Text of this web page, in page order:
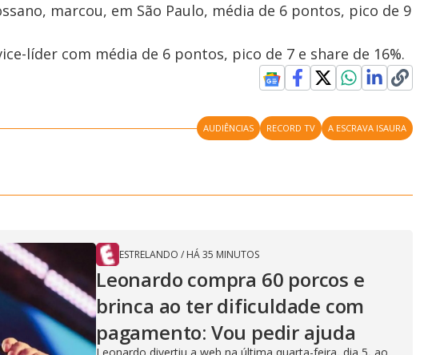
marcou, em São Paulo, média de 6 pontos, pico de 9
líder com média de 6 pontos, pico de 7 e share de 16%.
AUDIÊNCIAS RECORD TV A ESCRAVA ISAURA
ESTRELANDO / HÁ 35 MINUTOS
Leonardo compra 60 porcos e
brinca ao ter dificuldade com
pagamento: Vou pedir ajuda